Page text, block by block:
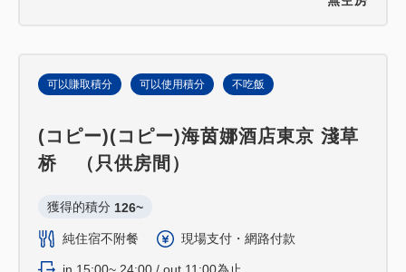
可以賺取積分 可以使用積分 不吃飯
(コピー)(コピー)海茵娜酒店東京 淺草
桥 （只供房間）
獲得的積分 126~
純住宿不附餐 現場支付・網路付款